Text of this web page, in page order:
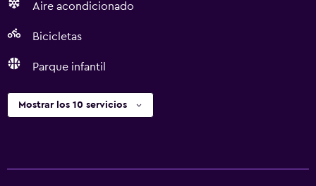
Aire acondicionado
Bicicletas
Parque infantil
Mostrar los 10 servicios